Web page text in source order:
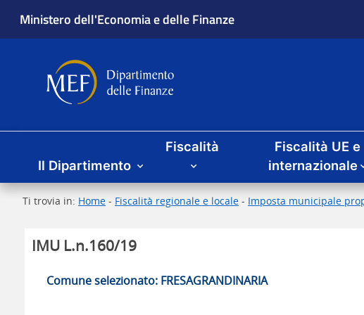
Ministero dell'Economia e delle Finanze
Dipartimento delle Finanze
Menu principale
Il Dipartimento
Fiscalità
Fiscalità UE e
internazionale
Ti trovia in: Home - Fiscalità regionale e locale - Imposta municipale
IMU L.n.160/19
Comune selezionato: FRESAGRANDINARIA